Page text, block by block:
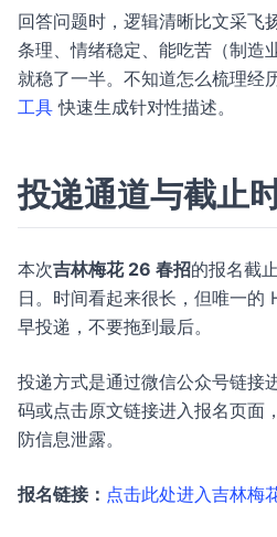
回答问题时，逻辑清晰比文采飞
条理、情绪稳定、能吃苦（制造
就稳了一半。不知道怎么梳理经
工具 快速生成针对性描述。
投递通道与截止
本次吉林梅花 26 春招的报名截
日。时间看起来很长，但唯一的
早投递，不要拖到最后。
投递方式是通过微信公众号链接
码或点击原文链接进入报名页面
防信息泄露。
报名链接： 点击此处进入吉林梅